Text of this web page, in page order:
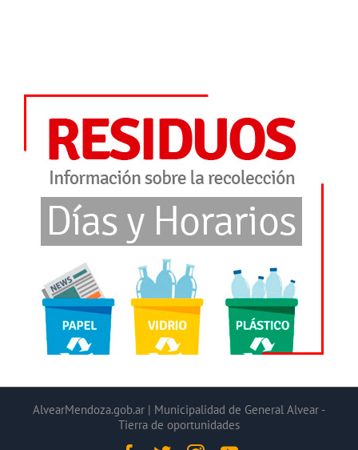
AlvearMendoza.gob.ar | Municipalidad de General Alvear -
Tierra de oportunidades